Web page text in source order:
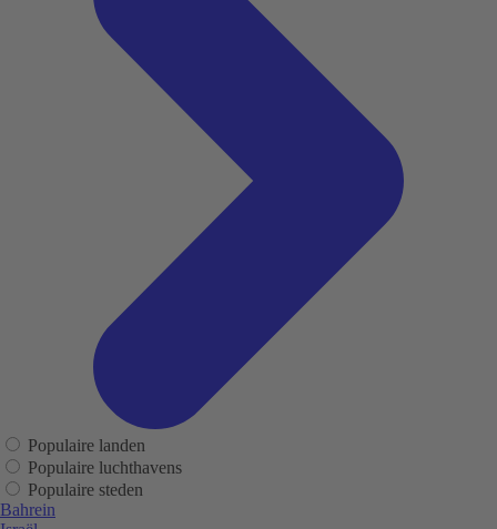
Populaire landen
Populaire luchthavens
Populaire steden
Bahrein